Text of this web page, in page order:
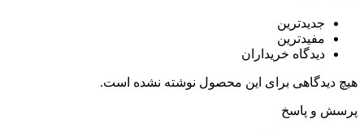
جدیدترین
مفیدترین
دیدگاه خریداران
هیچ دیدگاهی برای این محصول نوشته نشده است.
پرسش و پاسخ